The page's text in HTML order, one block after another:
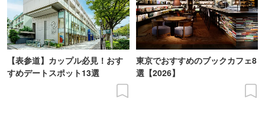
【表参道】カップル必見！おす
すめデートスポット13選
東京でおすすめのブックカフェ8
選【2026】